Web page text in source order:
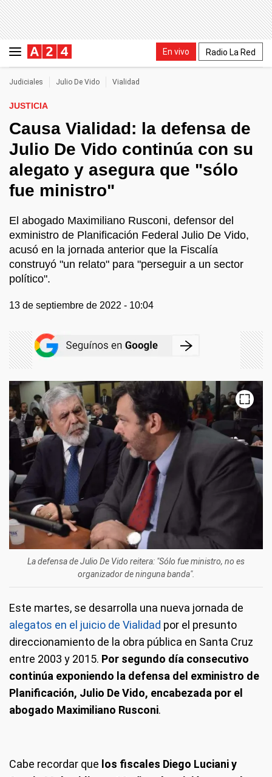
En vivo Radio La Red
Judiciales Julio De Vido Vialidad
JUSTICIA
Causa Vialidad: la defensa de
Julio De Vido continúa con su
alegato y asegura que "sólo
fue ministro"
El abogado Maximiliano Rusconi, defensor del
exministro de Planificación Federal Julio De Vido,
acusó en la jornada anterior que la Fiscalía
construyó "un relato" para "perseguir a un sector
político".
13 de septiembre de 2022 - 10:04
La defensa de Julio De Vido reitera: "Sólo fue ministro, no es
organizador de ninguna banda".
Este martes, se desarrolla una nueva jornada de
alegatos en el juicio de Vialidad por el presunto
direccionamiento de la obra pública en Santa Cruz
entre 2003 y 2015. Por segundo día consecutivo
continúa exponiendo la defensa del exministro de
Planificación, Julio De Vido, encabezada por el
abogado Maximiliano Rusconi.
Cabe recordar que los fiscales Diego Luciani y